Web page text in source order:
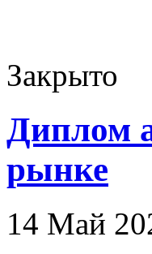
Закрыто
Диплом
рынке
14 Май